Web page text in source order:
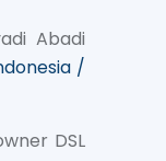
Abadi
/
DSL